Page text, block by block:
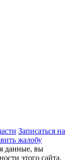
Записаться на
жалобу
данные, вы
этого сайта.